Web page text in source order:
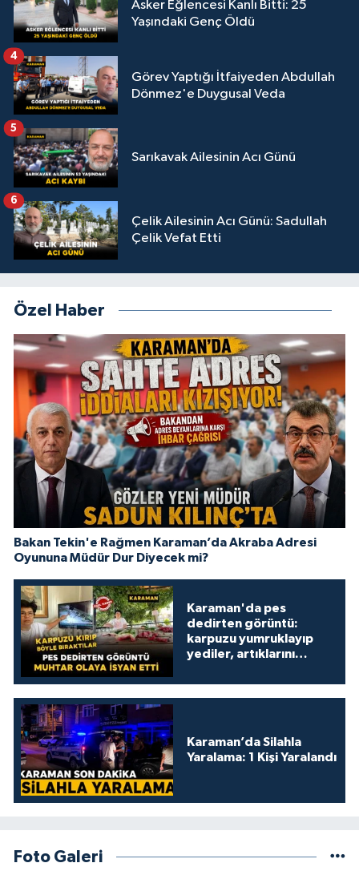
Asker Eğlencesi Kanlı Bitti: 25
Yaşındaki Genç Öldü
Görev Yaptığı İtfaiyeden Abdullah
Dönmez'e Duygusal Veda
4
Sarıkavak Ailesinin Acı Günü
5
Çelik Ailesinin Acı Günü: Sadullah
Çelik Vefat Etti
6
Özel Haber
Bakan Tekin'e Rağmen Karaman’da Akraba Adresi
Oyununa Müdür Dur Diyecek mi?
Karaman'da pes
dedirten görüntü:
karpuzu yumruklayıp
yediler, artıklarını
Karaman’da Silahla
Yaralama: 1 Kişi Yaralandı
Foto Galeri